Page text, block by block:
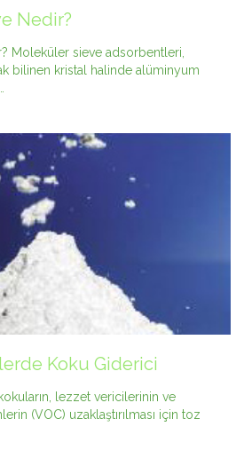
Nedir?
Moleküler sieve adsorbentleri,
bilinen kristal halinde alüminyum
Koku Giderici
lezzet vericilerinin ve
(VOC) uzaklaştırılması için toz